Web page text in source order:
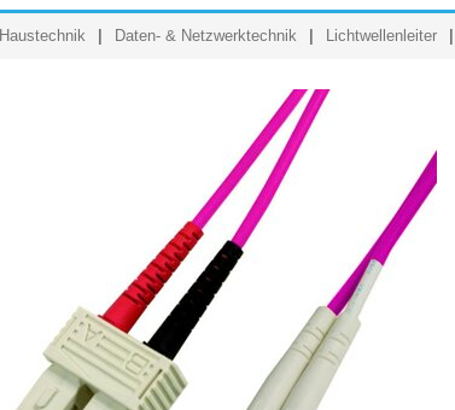
Haustechnik Daten- & Netzwerktechnik Lichtwellenleiter